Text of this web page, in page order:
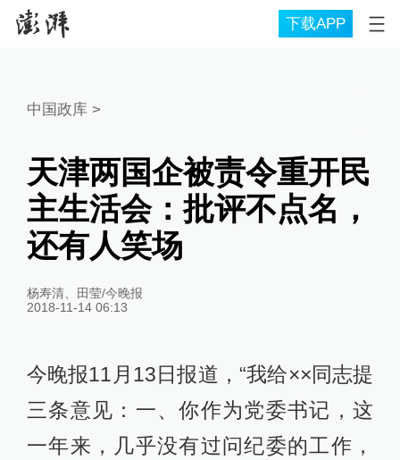
下载APP
中国政库 >
天津两国企被责令重开民
主生活会：批评不点名，
还有人笑场
杨寿清、田莹/今晚报
2018-11-14 06:13
今晚报11月13日报道，“我给××同志提
三条意见：一、你作为党委书记，这
一年来，几乎没有过问纪委的工作，